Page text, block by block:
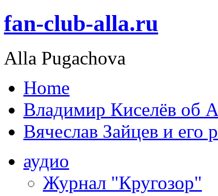
fan-club-alla.ru
Alla Pugachova
Home
Владимир Киселёв об
Вячеслав Зайцев и его
аудио
Журнал "Кругозор"